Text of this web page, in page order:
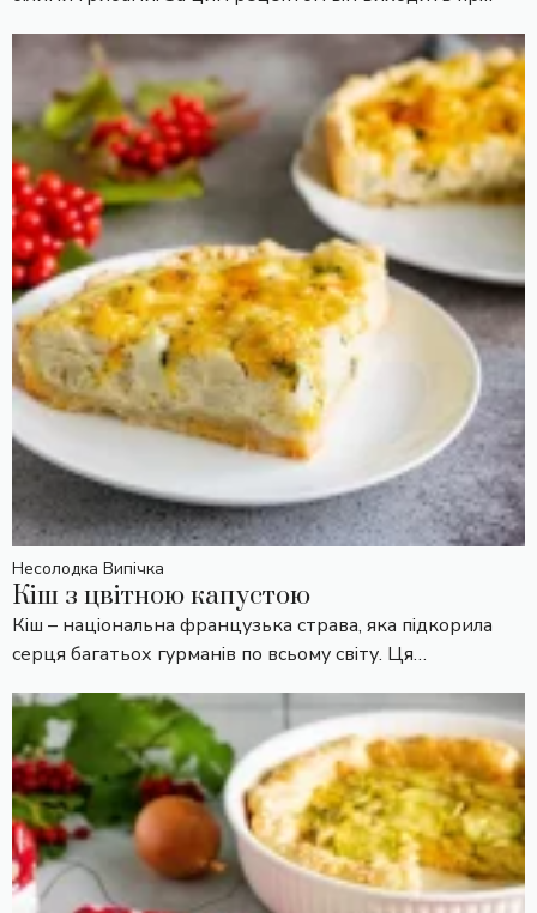
Несолодка Випічка
Кіш з цвітною капустою
Кіш – національна французька страва, яка підкорила
серця багатьох гурманів по всьому світу. Ця…